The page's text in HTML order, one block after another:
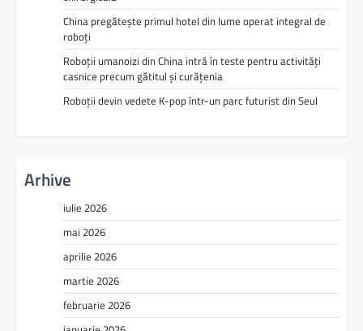
China pregătește primul hotel din lume operat integral de
roboți
Roboții umanoizi din China intră în teste pentru activități
casnice precum gătitul și curățenia
Roboții devin vedete K-pop într-un parc futurist din Seul
Arhive
iulie 2026
mai 2026
aprilie 2026
martie 2026
februarie 2026